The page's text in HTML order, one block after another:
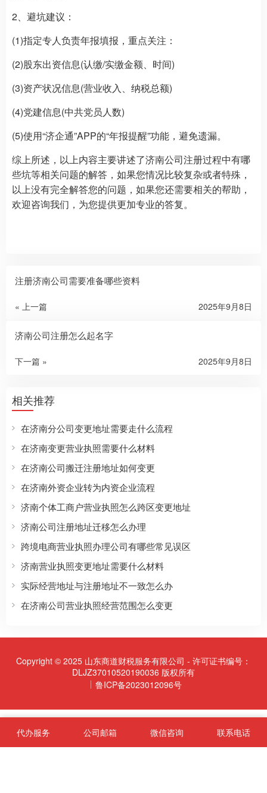
2、避坑建议：
(1)指定专人负责年报填报，重点关注：
(2)股东出资信息(认缴/实缴金额、时间)
(3)资产状况信息(营业收入、纳税总额)
(4)党建信息(中共党员人数)
(5)使用“济企通”APP的“年报提醒”功能，避免遗漏。
综上所述，以上内容主要讲述了济南公司注册过程中有哪
些坑等相关问题的解答，如果您情况比较复杂或者特殊，
以上没有完全解答您的问题，如果您还需要相关的帮助，
欢迎咨询我们，为您提供更加专业的答复。
注册济南公司需要准备哪些资料
« 上一篇 2025年9月8日
济南公司注册怎么起名字
下一篇 » 2025年9月8日
相关推荐
在济南分公司变更地址需要走什么流程
在济南变更营业执照需要什么材料
在济南公司搬迁注册地址如何变更
在济南外资企业转为内资企业流程
济南个体工商户营业执照怎么跨区变更地址
济南公司注册地址迁移怎么办理
跨境电商营业执照办理公司有哪些常见误区
济南营业执照变更地址需要什么材料
实际经营地址与注册地址不一致怎么办
在济南公司营业执照经营范围怎么变更
Copyright © 2025 山东商道财税服务有限公司 - 许可证书编号：
DLJZ37010520190036 版权所有
鲁ICP备2023012096号
代办服务 公司邮箱 微信咨询 联系电话